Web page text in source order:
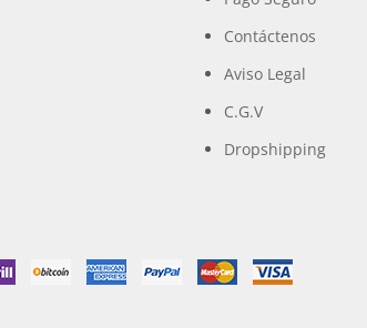
Contáctenos
Aviso Legal
C.G.V
Dropshipping